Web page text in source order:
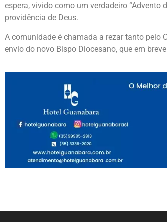
espera, vivido como um verdadeiro “Advento
providência de Deus.
A comunidade é chamada a rezar tanto pelo
envio do novo Bispo Diocesano, que em